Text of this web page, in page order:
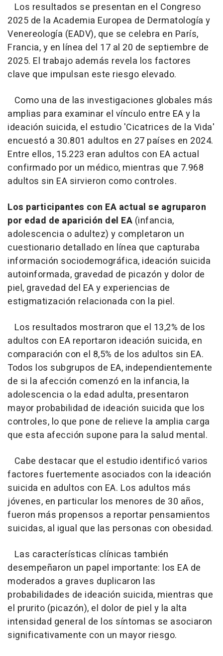
Los resultados se presentan en el Congreso
2025 de la Academia Europea de Dermatología y
Venereología (EADV), que se celebra en París,
Francia, y en línea del 17 al 20 de septiembre de
2025. El trabajo además revela los factores
clave que impulsan este riesgo elevado.
Como una de las investigaciones globales más
amplias para examinar el vínculo entre EA y la
ideación suicida, el estudio 'Cicatrices de la Vida'
encuestó a 30.801 adultos en 27 países en 2024.
Entre ellos, 15.223 eran adultos con EA actual
confirmado por un médico, mientras que 7.968
adultos sin EA sirvieron como controles.
Los participantes con EA actual se agruparon
por edad de aparición del EA (infancia,
adolescencia o adultez) y completaron un
cuestionario detallado en línea que capturaba
información sociodemográfica, ideación suicida
autoinformada, gravedad de picazón y dolor de
piel, gravedad del EA y experiencias de
estigmatización relacionada con la piel.
Los resultados mostraron que el 13,2% de los
adultos con EA reportaron ideación suicida, en
comparación con el 8,5% de los adultos sin EA.
Todos los subgrupos de EA, independientemente
de si la afección comenzó en la infancia, la
adolescencia o la edad adulta, presentaron
mayor probabilidad de ideación suicida que los
controles, lo que pone de relieve la amplia carga
que esta afección supone para la salud mental.
Cabe destacar que el estudio identificó varios
factores fuertemente asociados con la ideación
suicida en adultos con EA. Los adultos más
jóvenes, en particular los menores de 30 años,
fueron más propensos a reportar pensamientos
suicidas, al igual que las personas con obesidad.
Las características clínicas también
desempeñaron un papel importante: los EA de
moderados a graves duplicaron las
probabilidades de ideación suicida, mientras que
el prurito (picazón), el dolor de piel y la alta
intensidad general de los síntomas se asociaron
significativamente con un mayor riesgo.